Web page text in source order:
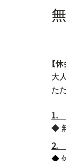
【
大
た
1.
◆
2.
◆